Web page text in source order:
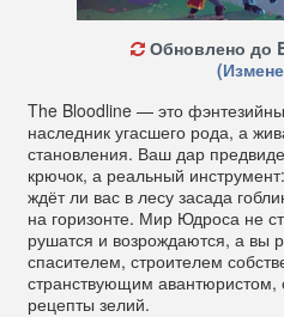
Обновлено до
The Bloodline — это
наследник угасшего рода, а
становления. Ваш дар
крючок, а реальный
ждёт ли вас в лесу засада
на горизонте. Мир Юдроса не
рушатся и возрождаются, а вы
спасителем, строителем
странствующим
рецепты зелий.